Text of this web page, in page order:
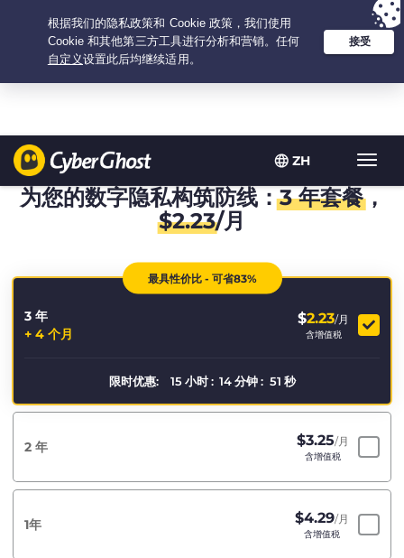
ZH
Your choice:The Best Dealfor 3.3333333333333-years at $2.23
/month
为您的数字隐私构筑防线：3 年套餐，
$2.23/月
最具性价比 - 可省83%
3 年
+ 4 个月
$2.23/月
含增值税
限时优惠: 15 小时 : 14 分钟 : 51 秒
2 年 $3.25/月
含增值税
1年 $4.29/月
含增值税